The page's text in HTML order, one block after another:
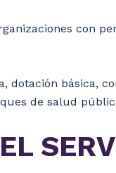
con
dotación básica,
de salud